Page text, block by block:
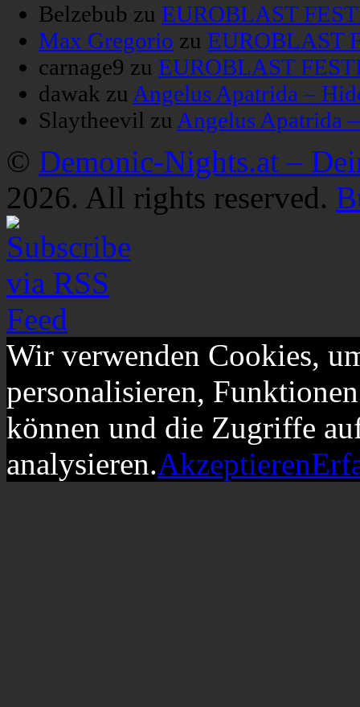
Belzebub zu EUROBLAST
Max Gregorio zu EUROBLAST
carnage9 zu EUROBLAST
dawak zu Angelus Apatrida –
Slaytheevil zu Angelus Apatrida
© Demonic-Nights.at –
2026. All rights reserved.
Wir verwenden Cookies,
personalisieren,
können und die Zugriffe
analysieren.Akzeptieren